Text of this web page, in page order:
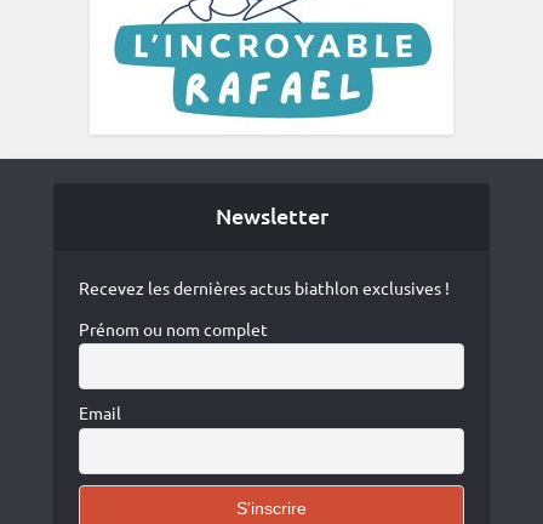
Newsletter
Recevez les dernières actus biathlon exclusives !
Prénom ou nom complet
Email